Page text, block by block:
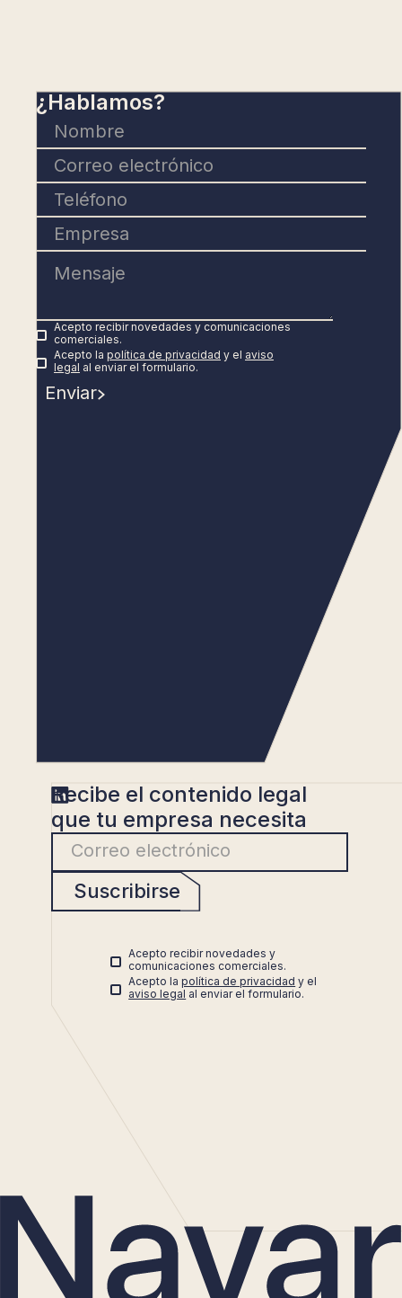
¿Hablamos?
Acepto recibir novedades y comunicaciones
comerciales.
Acepto la política de privacidad y el aviso
legal al enviar el formulario.
Enviar
Recibe el contenido legal
que tu empresa necesita
Suscribirse
Acepto recibir novedades y
comunicaciones comerciales.
Acepto lapolítica de privacidad y el
aviso legal al enviar el formulario.